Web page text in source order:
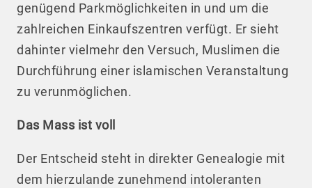
genügend Parkmöglichkeiten in und um die
zahlreichen Einkaufszentren verfügt. Er sieht
dahinter vielmehr den Versuch, Muslimen die
Durchführung einer islamischen Veranstaltung
zu verunmöglichen.
Das Mass ist voll
Der Entscheid steht in direkter Genealogie mit
dem hierzulande zunehmend intoleranten